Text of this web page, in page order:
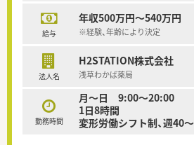
給与
年収500万円～540万円
※経験、年齢により決定
法人名
H2STATION株式会社
浅草わかば薬局
勤務時間
月～日 9:00～20:00
1日8時間
変形労働シフト制、週40